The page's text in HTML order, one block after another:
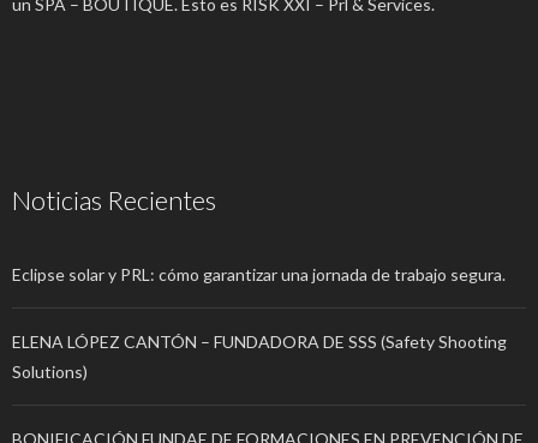
un SPA – BOUTIQUE. Esto es RISK XXI – Prl & Services.
Noticias Recientes
Eclipse solar y PRL: cómo garantizar una jornada de trabajo segura.
ELENA LÓPEZ CANTÓN – FUNDADORA DE SSS (Safety Shooting
Solutions)
BONIFICACIÓN FUNDAE DE FORMACIONES EN PREVENCIÓN DE